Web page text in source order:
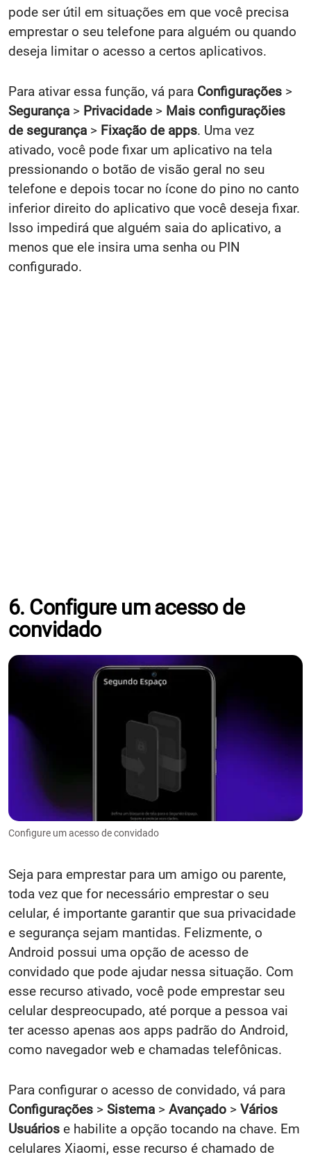
pode ser útil em situações em que você precisa
emprestar o seu telefone para alguém ou quando
deseja limitar o acesso a certos aplicativos.
Para ativar essa função, vá para Configurações >
Segurança > Privacidade > Mais configuraçõies
de segurança > Fixação de apps. Uma vez
ativado, você pode fixar um aplicativo na tela
pressionando o botão de visão geral no seu
telefone e depois tocar no ícone do pino no canto
inferior direito do aplicativo que você deseja fixar.
Isso impedirá que alguém saia do aplicativo, a
menos que ele insira uma senha ou PIN
configurado.
6. Configure um acesso de
convidado
Configure um acesso de convidado
Seja para emprestar para um amigo ou parente,
toda vez que for necessário emprestar o seu
celular, é importante garantir que sua privacidade
e segurança sejam mantidas. Felizmente, o
Android possui uma opção de acesso de
convidado que pode ajudar nessa situação. Com
esse recurso ativado, você pode emprestar seu
celular despreocupado, até porque a pessoa vai
ter acesso apenas aos apps padrão do Android,
como navegador web e chamadas telefônicas.
Para configurar o acesso de convidado, vá para
Configurações > Sistema > Avançado > Vários
Usuários e habilite a opção tocando na chave. Em
celulares Xiaomi, esse recurso é chamado de